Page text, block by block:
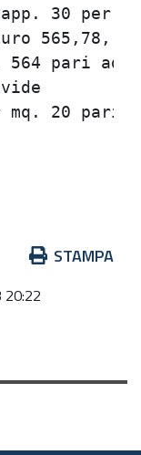
30 per
565,78,
564 pari ad
20 pari
STAMPA
20:22